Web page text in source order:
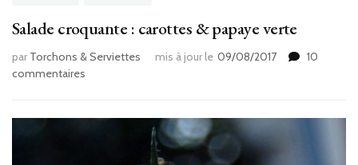
Salade croquante : carottes & papaye verte
par Torchons & Serviettes mis à jour le 09/08/2017
10
commentaires
: